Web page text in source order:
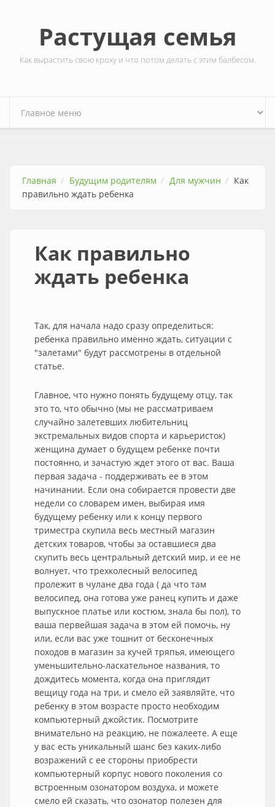
Растущая семья
Как вырастить свою кроху и что потом делать с этим балбесом.
Главная Будущим родителям Для мужчин
Как
правильно ждать ребенка
Как правильно
ждать ребенка
Так, для начала надо сразу определиться:
ребенка правильно именно ждать, ситуации с
"залетами" будут рассмотрены в отдельной
статье.
Главное, что нужно понять будущему отцу, так
это то, что обычно (мы не рассматриваем
случайно залетевших любительниц
экстремальных видов спорта и карьеристок)
женщина думает о будущем ребенке почти
постоянно, и зачастую ждет этого от вас. Ваша
первая задача - поддерживать ее в этом
начинании. Если она собирается провести две
недели со словарем имен, выбирая имя
будущему ребенку или к концу первого
триместра скупила весь местный магазин
детских товаров, чтобы за оставшиеся два
скупить весь центральный детский мир, и ее не
волнует, что трехколесный велосипед
пролежит в чулане два года ( да что там
велосипед, она готова уже ранец купить и даже
выпускное платье или костюм, знала бы пол), то
ваша первейшая задача в этом ей помочь, ну
или, если вас уже тошнит от бесконечных
походов в магазин за кучей тряпья, имеющего
уменьшительно-ласкательное названия, то
дождитесь момента, когда она приглядит
вещицу года на три, и смело ей заявляйте, что
ребенку в этом возрасте просто необходим
компьютерный джойстик. Посмотрите
внимательно на реакцию, не пожалеете. А еще
у вас есть уникальный шанс без каких-либо
возражений с ее стороны приобрести
компьютерный корпус нового поколения со
встроенным озонатором воздуха, и можете
смело ей сказать, что озонатор полезен для